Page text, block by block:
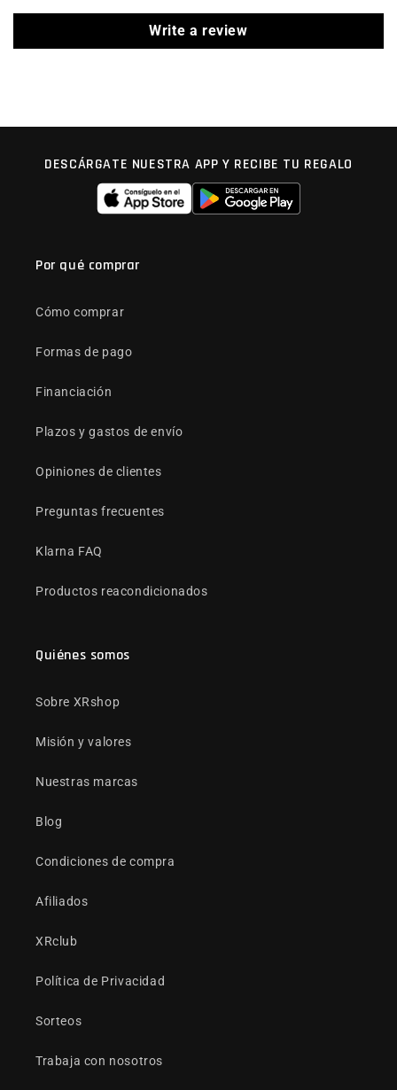
Write a review
DESCÁRGATE NUESTRA APP Y RECIBE TU REGALO
Por qué comprar
Cómo comprar
Formas de pago
Financiación
Plazos y gastos de envío
Opiniones de clientes
Preguntas frecuentes
Klarna FAQ
Productos reacondicionados
Quiénes somos
Sobre XRshop
Misión y valores
Nuestras marcas
Blog
Condiciones de compra
Afiliados
XRclub
Política de Privacidad
Sorteos
Trabaja con nosotros